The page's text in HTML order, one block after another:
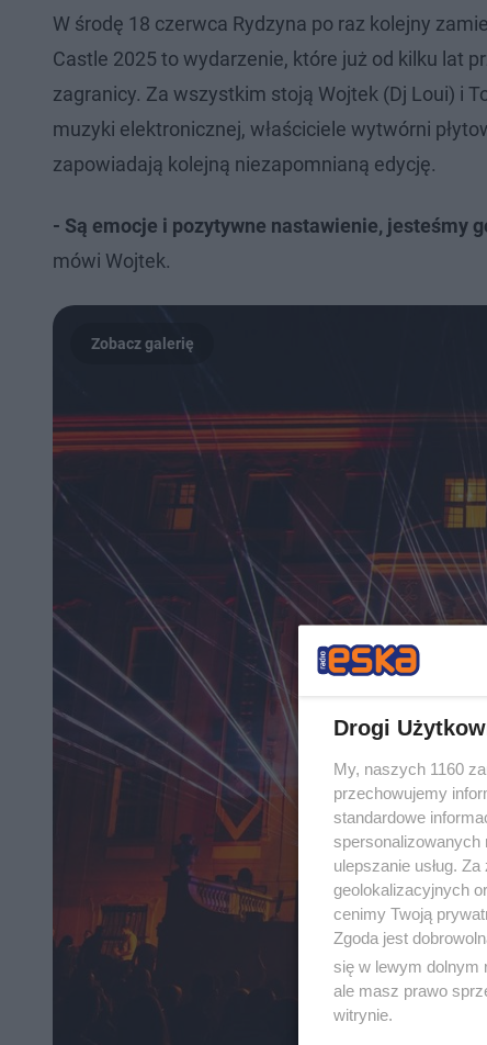
W środę 18 czerwca Rydzyna po raz kolejny
Castle 2025 to wydarzenie, które już od kilku lat
zagranicy. Za wszystkim stoją Wojtek (Dj Loui) i
muzyki elektronicznej, właściciele wytwórni
zapowiadają kolejną niezapomnianą edycję.
- Są emocje i pozytywne nastawienie, jesteśmy
mówi Wojtek.
Drogi
My, naszych 1160
przechowujemy
standardowe
spersonalizowanych
ulepszanie usług.
geolokalizacyjnych
cenimy Twoją
Zgoda jest
się w lewym dolnym
ale masz prawo
witrynie.